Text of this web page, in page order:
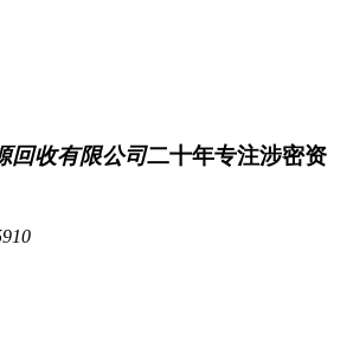
回收有限公司二十年专注涉密资